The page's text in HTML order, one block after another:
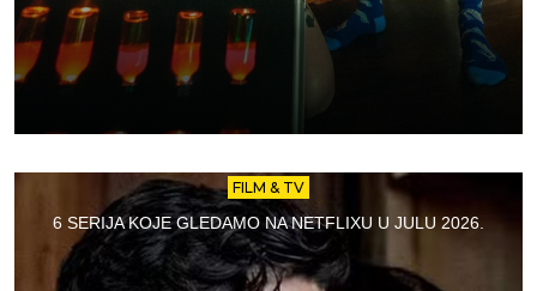
FILM & TV
6 SERIJA KOJE GLEDAMO NA NETFLIXU U JULU 2026.